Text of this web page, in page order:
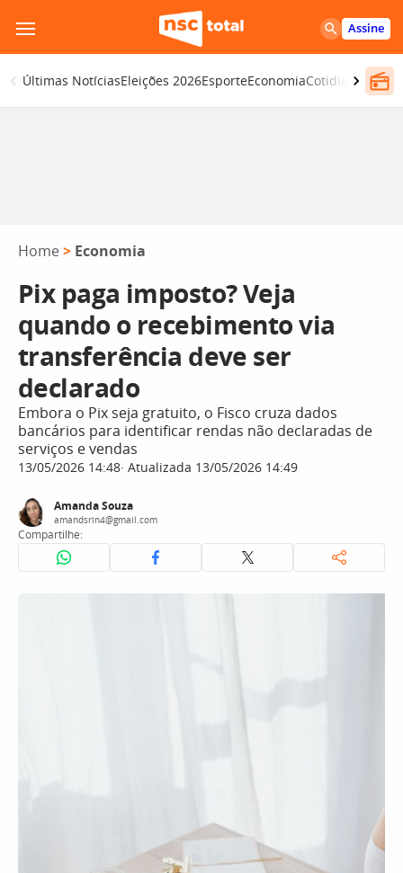
para
o
conteúdo
Assine
Últimas NotíciasEleições 2026EsporteEconomiaCotidiano
Home > Economia
Pix paga imposto? Veja
quando o recebimento via
transferência deve ser
declarado
Embora o Pix seja gratuito, o Fisco cruza dados
bancários para identificar rendas não declaradas de
serviços e vendas
13/05/2026 14:48 Atualizada 13/05/2026 14:49
Amanda Souza
amandsrin4@gmail.com
Compartilhe: